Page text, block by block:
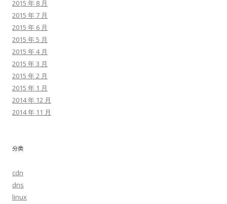
2015 年 8 月
2015 年 7 月
2015 年 6 月
2015 年 5 月
2015 年 4 月
2015 年 3 月
2015 年 2 月
2015 年 1 月
2014 年 12 月
2014 年 11 月
分类
cdn
dns
linux